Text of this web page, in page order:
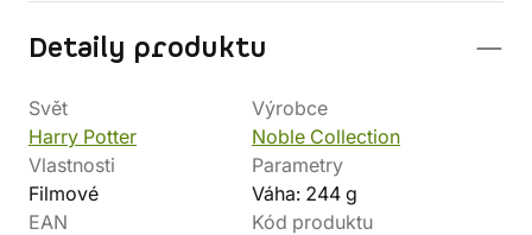
Detaily produktu
Svět
Harry Potter
Výrobce
Noble Collection
Vlastnosti
Filmové
Parametry
Váha: 244 g
EAN
Kód produktu